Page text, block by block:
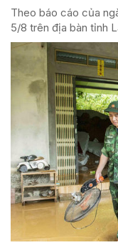
Theo báo cáo của
5/8 trên địa bàn tỉnh